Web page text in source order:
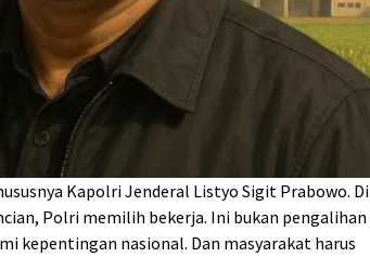
Kapolri Jenderal Listyo Sigit Prabowo. Di
Polri memilih bekerja. Ini bukan pengalihan
kepentingan nasional. Dan masyarakat harus